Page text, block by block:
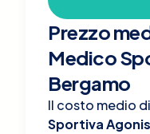
Prezzo
Medico
Bergamo
Il costo medio
Sportiva